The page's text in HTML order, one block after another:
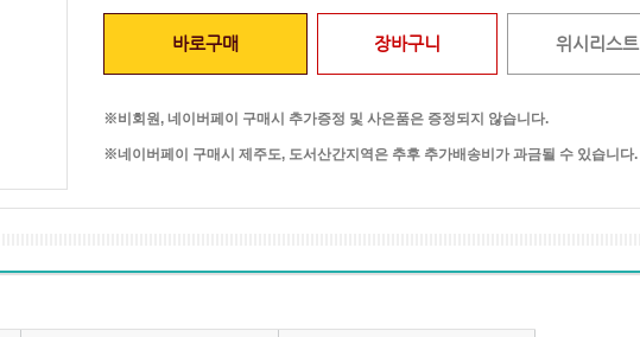
바로구매 장바구니 위시리스트
※비회원, 네이버페이 구매시 추가증정 및 사은품은 증정되지 않습니다.
※네이버페이 구매시 제주도, 도서산간지역은 추후 추가배송비가 과금될 수 있습니다.